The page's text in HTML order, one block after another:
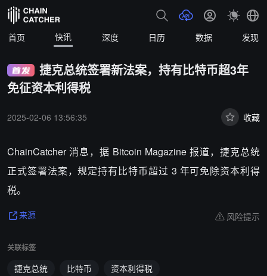
首页 快讯 深度 日历 数据 发现
捷克总统签署新法案，持有比特币超3年
免征资本利得税
2025-02-06 13:56:35 收藏
ChainCatcher 消息，据 Bitcoin Magazine 报道，捷克总统
正式签署法案，规定持有比特币超过 3 年可免除资本利得
税。
来源 风险提示
关联标签
捷克总统 比特币 资本利得税